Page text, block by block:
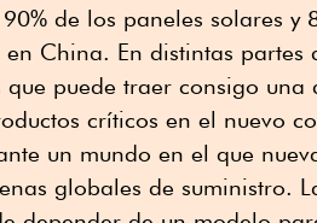
de los paneles solares y
China. En distintas
que puede traer consigo
críticos en el nuevo
un mundo en el que
globales de suministro.